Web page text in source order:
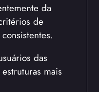
da
de
das
mais